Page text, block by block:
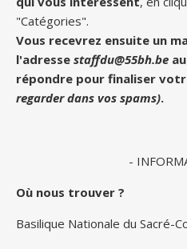
"Catégories".
Vous recevrez ensuite un
l'adresse staffdu@55bh.be
répondre pour finaliser
regarder dans vos spams).
-
Où nous trouver ?
Basilique Nationale du Sacré-